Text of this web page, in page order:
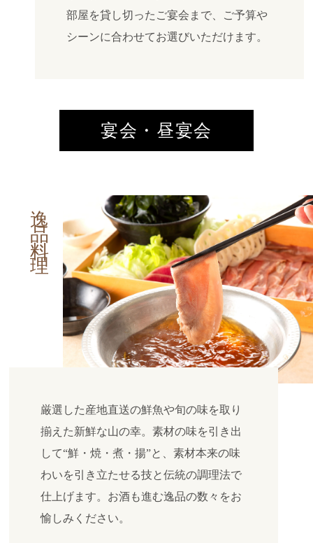
部屋を貸し切ったご宴会まで、ご予算や
シーンに合わせてお選びいただけます。
宴会・昼宴会
逸品料理
厳選した産地直送の鮮魚や旬の味を取り
揃えた新鮮な山の幸。素材の味を引き出
して“鮮・焼・煮・揚”と、素材本来の味
わいを引き立たせる技と伝統の調理法で
仕上げます。お酒も進む逸品の数々をお
愉しみください。